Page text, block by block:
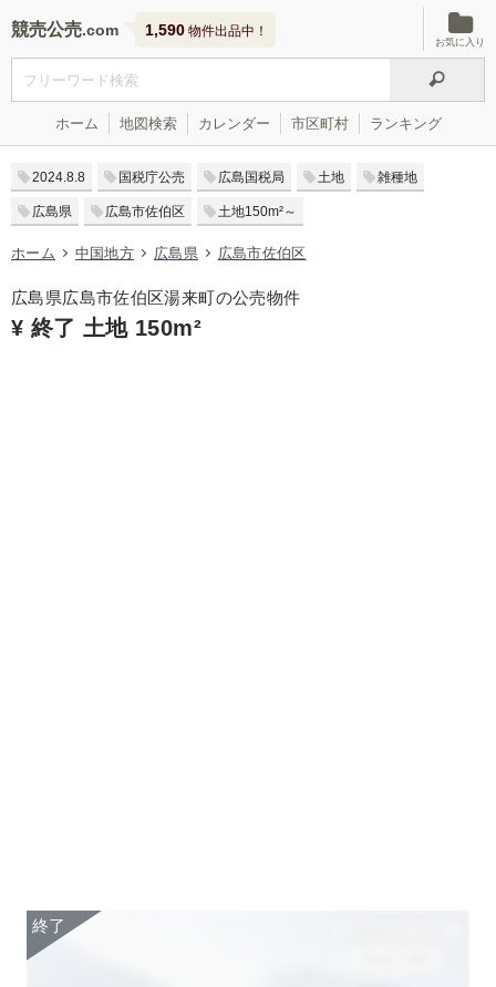
競売公売 1,590 物件出品中！
お気に入り
ホーム 地図検索 カレンダー 市区町村 ランキング
2024.8.8 国税庁公売 広島国税局 土地 雑種地
広島県 広島市佐伯区 土地150m²～
ホーム 中国地方 広島県 広島市佐伯区
広島県広島市佐伯区湯来町の公売物件
¥ 終了 土地 150m²